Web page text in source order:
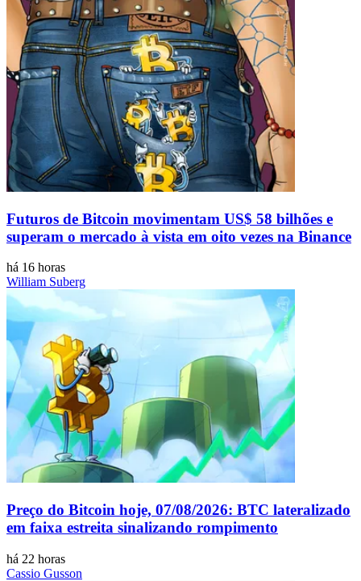
Futuros de Bitcoin movimentam US$ 58 bilhões e
superam o mercado à vista em oito vezes na Binance
há 16 horas
William Suberg
Preço do Bitcoin hoje, 07/08/2026: BTC lateralizado
em faixa estreita sinalizando rompimento
há 22 horas
Cassio Gusson